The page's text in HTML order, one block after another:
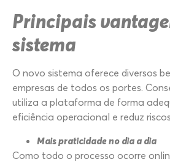
Principais
sistema
O novo sistema oferece diversos
empresas de todos os portes.
utiliza a plataforma de forma
eficiência operacional e reduz
Mais praticidade no dia a dia
Como todo o processo ocorre